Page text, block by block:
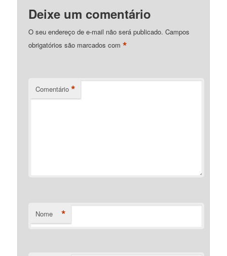
Deixe um comentário
O seu endereço de e-mail não será publicado. Campos
obrigatórios são marcados com*
Comentário *
Nome *